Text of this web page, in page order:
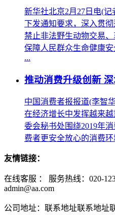
新华社北京2月27日电(记
下发通知要求，深入贯
禁止非法野生动物交易
保障人民群众生命健康
...
推动消费升级创新
中国消费者报报道(李智
在经济增长中发挥越来
委会秘书处围绕2019年
费者更安全放心的消费
友情链接：
在线客服 ：
服务热线：020-
admin@aa.com
公司地址：联系地址联系地址